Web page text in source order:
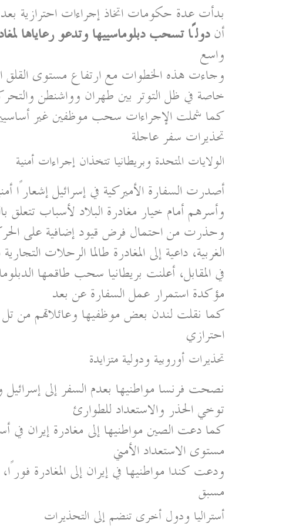
بدأت عدة حكومات اتخاذ إجراءات احترازية
أندولًا تسحب دبلوماسييها وتدعو رعاياها
واسع
وجاءت هذه الخطوات مع ارتفاع مستوى القلق
خاصة في ظل التوتر بين طهران وواشنطن
كما شملت الإجراءات سحب موظفين غير
تحذيرات سفر عاجلة
الولايات المتحدة وبريطانيا تتخذان إجراءات أمنية
أصدرت السفارة الأميركية في إسرائيل إشعارًا
وأسرهم أمام خيار مغادرة البلاد لأسباب تتعلق
وحذرت من احتمال فرض قيود إضافية على
الغربية، داعية إلى المغادرة طالما الرحلات
في المقابل، أعلنت بريطانيا سحب طاقمها
مؤكدة استمرار عمل السفارة عن بعد
كما نقلت لندن بعض موظفيها وعائلاتهم من
احترازي
تحذيرات أوروبية ودولية متزايدة
نصحت فرنسا مواطنيها بعدم السفر إلى إسرائيل
توخي الحذر والاستعداد للطوارئ
كما دعت الصين مواطنيها إلى مغادرة إيران في
مستوى الاستعداد الأمني
ودعت كندا مواطنيها في إيران إلى المغادرة
مسبق
أستراليا ودول أخرى تنضم إلى التحذيرات